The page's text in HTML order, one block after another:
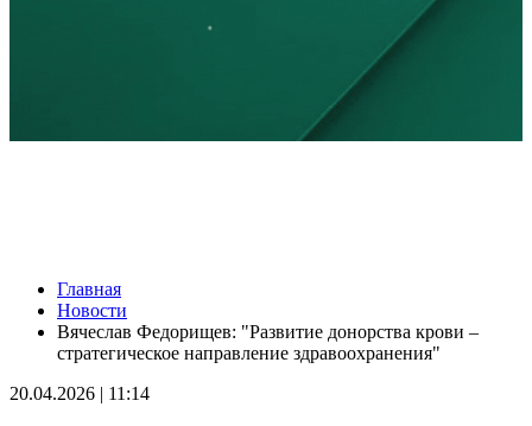
В Самаре возбудили уголовное дело из-за столкновения двух
лодок
10.08.2026 | 12:52
От боя – к делу, от молчания – к диалогу: лекции общества
области
Главная
Новости
Вячеслав Федорищев: "Развитие донорства крови –
стратегическое направление здравоохранения"
20.04.2026 | 11:14